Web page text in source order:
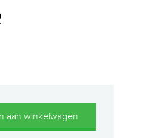
aan winkelwagen